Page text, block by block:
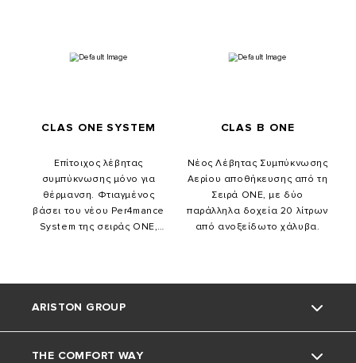
CLAS ONE SYSTEM
Επίτοιχος λέβητας
συμπύκνωσης μόνο για
θέρμανση. Φτιαγμένος
βάσει του νέου Per4mance
System της σειράς ΟΝΕ,
CLAS B ONE
Νέος Λέβητας Συμπύκνωσης
Αερίου αποθήκευσης από τη
Σειρά ONE, με δύο
παράλληλα δοχεία 20 λίτρων
από ανοξείδωτο χάλυβα.
ARISTON GROUP
THE COMFORT WAY